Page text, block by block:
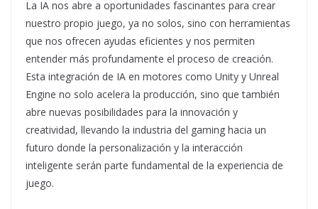
La IA nos abre a oportunidades fascinantes para crear
nuestro propio juego, ya no solos, sino con herramientas
que nos ofrecen ayudas eficientes y nos permiten
entender más profundamente el proceso de creación.
Esta integración de IA en motores como Unity y Unreal
Engine no solo acelera la producción, sino que también
abre nuevas posibilidades para la innovación y
creatividad, llevando la industria del gaming hacia un
futuro donde la personalización y la interacción
inteligente serán parte fundamental de la experiencia de
juego.